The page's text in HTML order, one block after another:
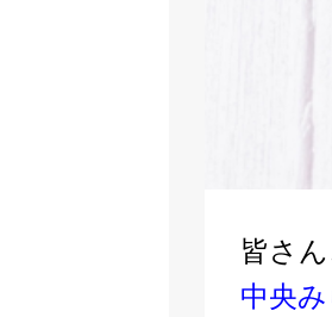
皆さ
中央